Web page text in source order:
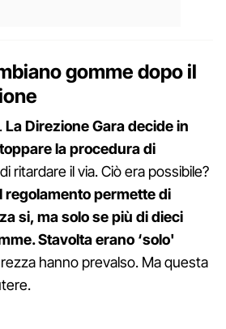
gomme dopo il
La Direzione Gara decide in
la procedura di
ritardare il via. Ciò era possibile?
regolamento permette di
si, ma solo se più di dieci
Stavolta erano ‘solo'
hanno prevalso. Ma questa